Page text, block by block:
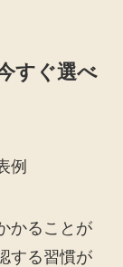
すぐ選べ
例
かることが
する習慣が